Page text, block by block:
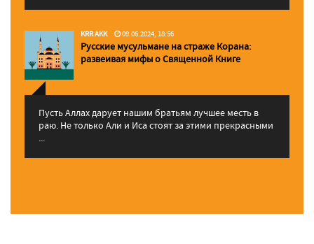
KRR AKK 09.06.2024, 18:56
Русские мусульмане на страже Корана:
pазвеивая мифы о Священной Книге
Пусть Аллах дарует нашим братьям лучшее месть в
раю. Не только Али и Иса стоят за этими прекрасными
...